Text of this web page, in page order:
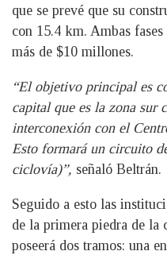
que se prevé que su
con 15.4 km. Ambas
más de $10 millones.
“El objetivo principal es
capital que es la zona sur
interconexión con el
Esto formará un circuito
ciclovía)”, señaló Beltrán.
Seguido a esto las
de la primera piedra de
poseerá dos tramos: una